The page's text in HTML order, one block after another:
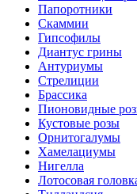
Папоротники
Скаммии
Гипсофилы
Диантус грины
Антуриумы
Стрелиции
Брассика
Пионовидные
Кустовые розы
Орнитогалумы
Хамелациумы
Нигелла
Лотосовая